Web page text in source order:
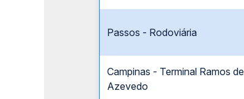
Passos - Rodoviária
Campinas - Terminal Ramos de
Azevedo